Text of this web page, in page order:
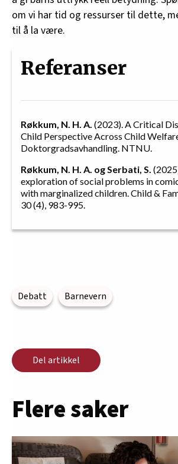
om vi har tid og ressurser til dette,
til å la være.
Referanser
Røkkum, N. H. A. (2023). A Critical
Child Perspective Across Child
Doktorgradsavhandling. NTNU.
Røkkum, N. H. A. og Serbati, S.
exploration of social problems in
with marginalized children. Child &
30 (4), 983-995.
Debatt Barnevern
Del artikkel
Flere saker